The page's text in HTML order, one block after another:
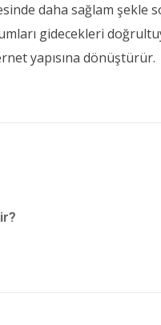
daha sağlam şekle
gidecekleri
yapısına dönüştürür.